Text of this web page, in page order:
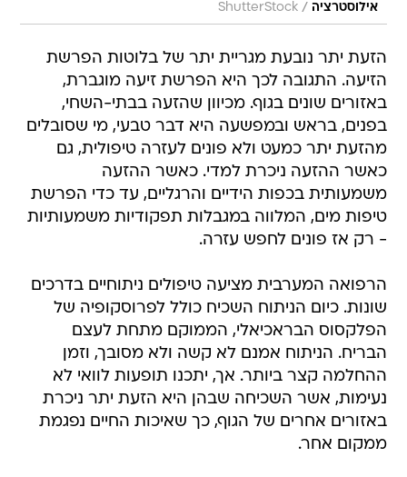
אילוסטרציה /
ShutterStock
הזעת יתר נובעת מגריית יתר של בלוטות הפרשת
הזיעה. התגובה לכך היא הפרשת זיעה מוגברת,
באזורים שונים בגוף. מכיוון שהזעה בבתי-השחי,
בפנים, בראש ובמפשעה היא דבר טבעי, מי שסובלים
מהזעת יתר כמעט ולא פונים לעזרה טיפולית, גם
כאשר ההזעה ניכרת למדי. כאשר ההזעה
משמעותית בכפות הידיים והרגליים, עד כדי הפרשת
טיפות מים, המלווה במגבלות תפקודיות משמעותיות
- רק אז פונים לחפש עזרה.
הרפואה המערבית מציעה טיפולים ניתוחיים בדרכים
שונות. כיום הניתוח השכיח כולל לפרוסקופיה של
הפלקסוס הבראכיאלי, הממוקם מתחת לעצם
הבריח. הניתוח אמנם לא קשה ולא מסובך, וזמן
ההחלמה קצר ביותר. אך, יתכנו תופעות לוואי לא
נעימות, אשר השכיחה שבהן היא הזעת יתר ניכרת
באזורים אחרים של הגוף, כך שאיכות החיים נפגמת
ממקום אחר.